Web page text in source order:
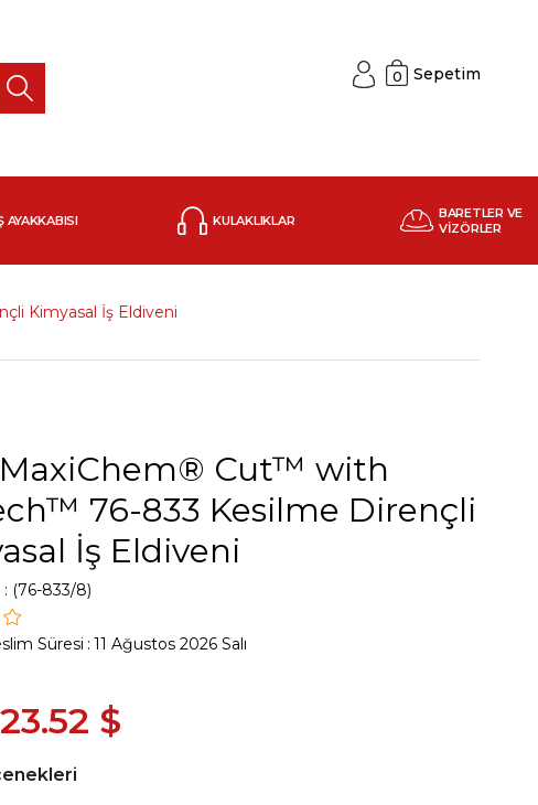
Sepetim
0
AYAKKABISI KULAKLIKLAR
BARETLER VE
VİZÖRLER
Kimyasal İş Eldiveni
MaxiChem® Cut™ with
76-833 Kesilme Dirençli
İş Eldiveni
(76-833/8)
Süresi : 11 Ağustos 2026 Salı
23.52 $